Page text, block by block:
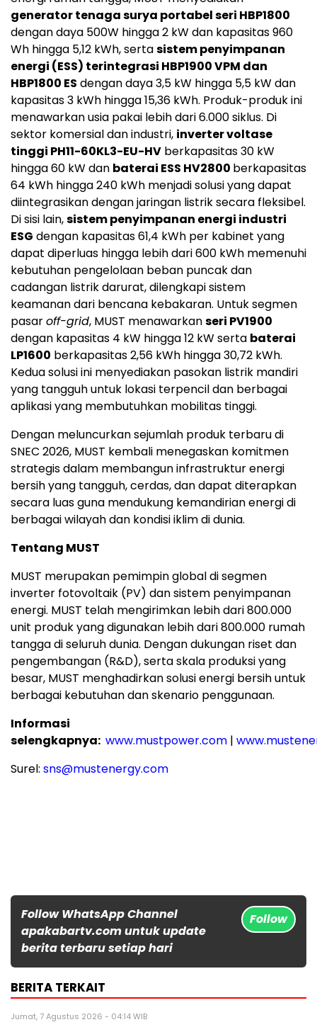
generator tenaga surya portabel seri HBP1800
dengan daya 500W hingga 2 kW dan kapasitas 960
Wh hingga 5,12 kWh, sertasistem penyimpanan
energi (ESS) terintegrasi HBP1900 VPM dan
HBP1800 ES dengan daya 3,5 kW hingga 5,5 kW dan
kapasitas 3 kWh hingga 15,36 kWh. Produk-produk ini
menawarkan usia pakai lebih dari 6.000 siklus. Di
sektor komersial dan industri, inverter voltase
tinggi PH11-60KL3-EU-HV berkapasitas 30 kW
hingga 60 kW dan baterai ESS HV2800 berkapasitas
64 kWh hingga 240 kWh menjadi solusi yang dapat
diintegrasikan dengan jaringan listrik secara fleksibel.
Di sisi lain,sistem penyimpanan energi industri
ESG dengan kapasitas 61,4 kWh per kabinet yang
dapat diperluas hingga lebih dari 600 kWh memenuhi
kebutuhan pengelolaan beban puncak dan
cadangan listrik darurat, dilengkapi sistem
keamanan dari bencana kebakaran. Untuk segmen
pasaroff-grid, MUST menawarkanseri PV1900
dengan kapasitas 4 kW hingga 12 kW serta baterai
LP1600 berkapasitas 2,56 kWh hingga 30,72 kWh.
Kedua solusi ini menyediakan pasokan listrik mandiri
yang tangguh untuk lokasi terpencil dan berbagai
aplikasi yang membutuhkan mobilitas tinggi.
Dengan meluncurkan sejumlah produk terbaru di
SNEC 2026, MUST kembali menegaskan komitmen
strategis dalam membangun infrastruktur energi
bersih yang tangguh, cerdas, dan dapat diterapkan
secara luas guna mendukung kemandirian energi di
berbagai wilayah dan kondisi iklim di dunia.
Tentang MUST
MUST merupakan pemimpin global di segmen
inverter fotovoltaik (PV) dan sistem penyimpanan
energi. MUST telah mengirimkan lebih dari 800.000
unit produk yang digunakan lebih dari 800.000 rumah
tangga di seluruh dunia. Dengan dukungan riset dan
pengembangan (R&D), serta skala produksi yang
besar, MUST menghadirkan solusi energi bersih untuk
berbagai kebutuhan dan skenario penggunaan.
Informasi
selengkapnya: www.mustpower.com |
Surel: sns@mustenergy.com
Follow WhatsApp Channel
apakabartv.com untuk update
berita terbaru setiap hari
Follow
BERITA TERKAIT
Jumat, 7 Agustus 2026 - 04:14 WIB